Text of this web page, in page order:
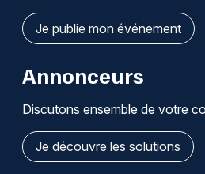
Je publie mon événement
Annonceurs
Discutons ensemble de votre
Je découvre les solutions